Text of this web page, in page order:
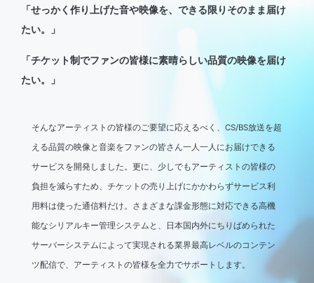
「せっかく作り上げた音や映像を、できる限りそのまま届け
たい。」
「チケット制でファンの皆様に素晴らしい品質の映像を届け
たい。」
そんなアーティストの皆様のご要望に応えるべく、CS/BS放送を超
える品質の映像と音楽をファンの皆さん一人一人にお届けできる
サービスを開発しました。更に、少しでもアーティストの皆様の
負担を減らすため、チケットの売り上げにかかわらずサービス利
用料は使った通信料だけ。さまざまな課金形態に対応できる高機
能なシリアルキー管理システムと、日本国内外にちりばめられた
サーバーシステムによって実現される業界最高レベルのコンテン
ツ配信で、アーティストの皆様を全力でサポートします。